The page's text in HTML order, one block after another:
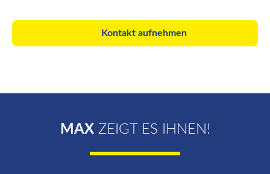
Kontakt aufnehmen
MAXZEIGT ES IHNEN!